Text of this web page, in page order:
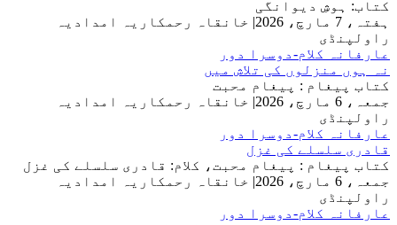
کتاب: ہوشِ دیوانگی
ہفتہ، 7 مارچ، 2026
| خانقاہ رحمکاریہ امدادیہ
راولپنڈی
عارفانہ کلام-دوسرا دور
نہ ہوں منزلوں کی تلاش میں
کتاب پیغام : پیغام محبت
جمعہ، 6 مارچ، 2026
| خانقاہ رحمکاریہ امدادیہ
راولپنڈی
عارفانہ کلام-دوسرا دور
قادری سلسلے کی غزل
کتاب پیغام : پیغام محبت، کلام: قادری سلسلے کی غزل
جمعہ، 6 مارچ، 2026
| خانقاہ رحمکاریہ امدادیہ
راولپنڈی
عارفانہ کلام-دوسرا دور